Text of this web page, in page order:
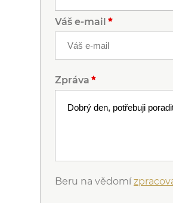
Váš e-mail
Zpráva
Beru na vědomí